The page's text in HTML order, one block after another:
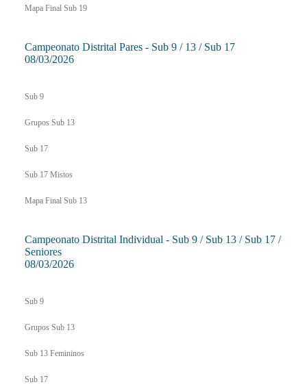
Mapa Final Sub 19
Campeonato Distrital Pares - Sub 9 / 13 / Sub 17
08/03/2026
Sub 9
Grupos Sub 13
Sub 17
Sub 17 Mistos
Mapa Final Sub 13
Campeonato Distrital Individual - Sub 9 / Sub 13 / Sub 17 /
Seniores
08/03/2026
Sub 9
Grupos Sub 13
Sub 13 Femininos
Sub 17